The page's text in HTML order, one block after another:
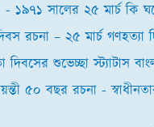
১৯৭১ সালের ২৫ মার্চ কি
রচনা – ২৫ মার্চ গণহত্যা
দিবসের শুভেচ্ছা স্ট্যাটাস
৫০ বছর রচনা -